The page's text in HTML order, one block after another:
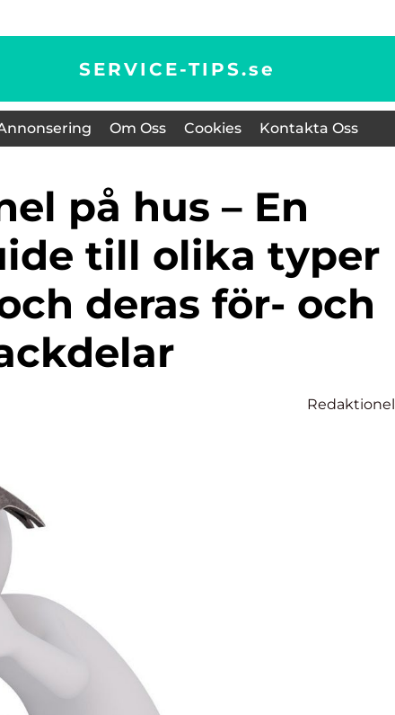
SERVICE-TIPS.se
Om Oss Cookies Kontakta Oss
till olika typer
deras för- och
Redaktionel